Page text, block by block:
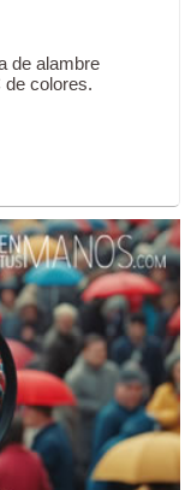
de alambre
de colores.